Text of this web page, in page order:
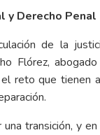
y Derecho Penal
de la
Flórez,
reto que tienen
una transición, y